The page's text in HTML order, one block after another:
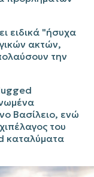
ειδικά "ήσυχα
ακτών,
την
Βασίλειο, ενώ
του
καταλύματα